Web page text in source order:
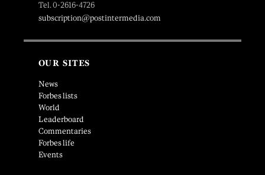
Tel. 0-2616-4726
subscription@postintermedia.com
OUR SITES
News
Forbes lists
World
Leaderboard
Commentaries
Forbes life
Events